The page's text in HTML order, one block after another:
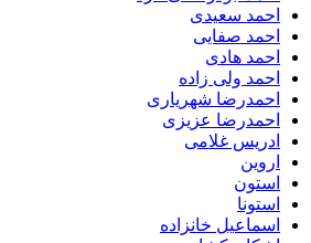
احمد سعیدی
احمد صفایی
احمد هادی
احمد ولی زاده
احمدرضا شهریاری
احمدرضا عزیزی
ادریس غلامی
اروین
استون
استونا
اسماعیل خانزاده